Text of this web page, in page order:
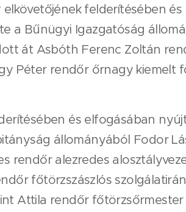
elkövetőjének felderítésében
a Bűnügyi Igazgatóság
át Asbóth Ferenc Zoltán
Péter rendőr őrnagy
és elfogásában
állományából Fodor
rendőr alezredes
főtörzszászlós
Attila rendőr